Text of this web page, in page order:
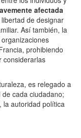
afectada
de designar
Así también, la
prohibiendo
considerarlas
es relegado a
cada ciudadano;
la autoridad política